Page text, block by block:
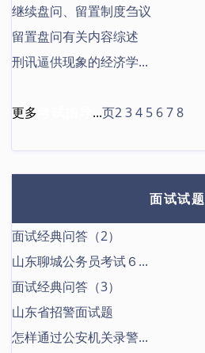
继续盘问、留置制度刍议
留置盘问有关内容综述
刑讯逼供现象的经济学...
更多 ...页234 5 678
面试试题
面试经典问答（2）
山东聊城公务员考试６...
面试经典问答（3）
山东省招警面试题
怎样通过公安机关录警...